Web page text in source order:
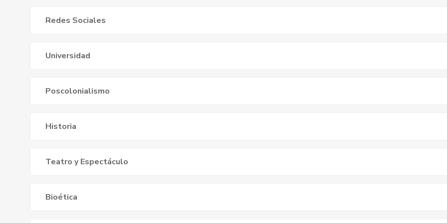
Redes Sociales
Universidad
Poscolonialismo
Historia
Teatro y Espectáculo
Bioética